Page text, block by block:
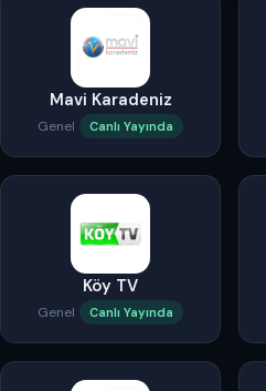
Mavi Karadeniz
Genel Canlı Yayında
Köy TV
Genel Canlı Yayında